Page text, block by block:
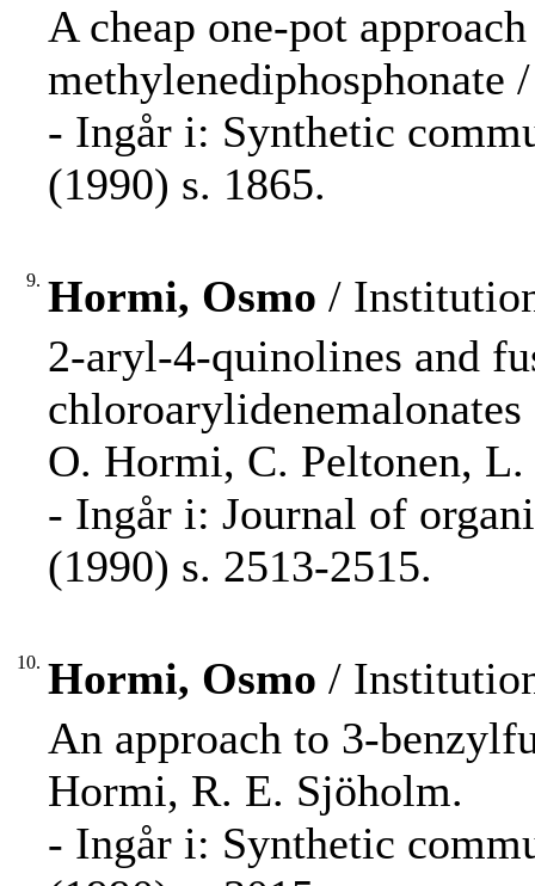
A cheap one-pot
- Ingår i: Synthetic
(1990) s. 1865.
9. Hormi, Osmo /
2-aryl-4-quinolines and
O. Hormi, C. Peltonen,
- Ingår i: Journal of
(1990) s. 2513-2515.
10. Hormi, Osmo /
An approach to 3-
Hormi, R. E. Sjöholm.
- Ingår i: Synthetic